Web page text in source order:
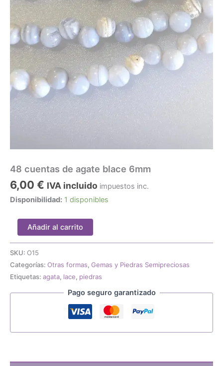
48 cuentas de agate blace 6mm
6,00 € IVA incluido impuestos inc.
Disponibilidad: 1 disponibles
48
cuentas
de
agate
blace
6mm
cantidad
Añadir al carrito
SKU: O15
Categorías: Otras formas, Gemas y Piedras Semipreciosas
Etiquetas: agata, lace, piedras
Pago seguro garantizado